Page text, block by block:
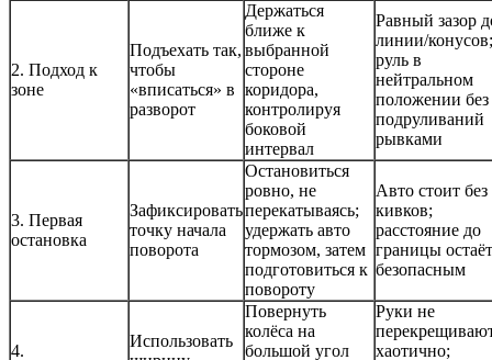
2. Подход к
зоне
Подъехать так,
чтобы
«вписаться» в
разворот
Держаться
ближе к
выбранной
стороне
коридора,
контролируя
боковой
интервал
Равный зазор
линии/конусов;
руль в
нейтральном
положении без
подруливаний
рывками
3. Первая
остановка
Зафиксировать
точку начала
поворота
Остановиться
ровно, не
перекатываясь;
удержать авто
тормозом, затем
подготовиться к
повороту
Авто стоит без
кивков;
расстояние до
границы
безопасным
4.
Использовать
Повернуть
колёса на
большой угол
Руки не
хаотично;